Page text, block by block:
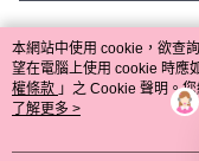
熱門標籤
本網站中使用 cookie，欲查
望在電腦上使用 cookie 時應
權條款 」之 Cookie 聲明。
用條款之 Cookie 聲明使用
了解更多 >